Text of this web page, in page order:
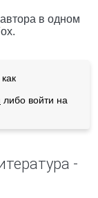
в одном
либо войти на
-